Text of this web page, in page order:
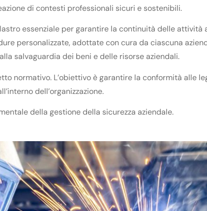
di contesti professionali sicuri e sostenibili.
essenziale per garantire la continuità delle attività
personalizzate, adottate con cura da ciascuna
salvaguardia dei beni e delle risorse aziendali.
normativo. L’obiettivo è garantire la conformità alle
dell’organizzazione.
della gestione della sicurezza aziendale.